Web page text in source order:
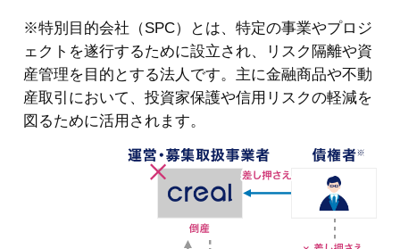
※特別目的会社（SPC）とは、特定の事業やプロジ
ェクトを遂行するために設立され、リスク隔離や資
産管理を目的とする法人です。主に金融商品や不動
産取引において、投資家保護や信用リスクの軽減を
図るために活用されます。